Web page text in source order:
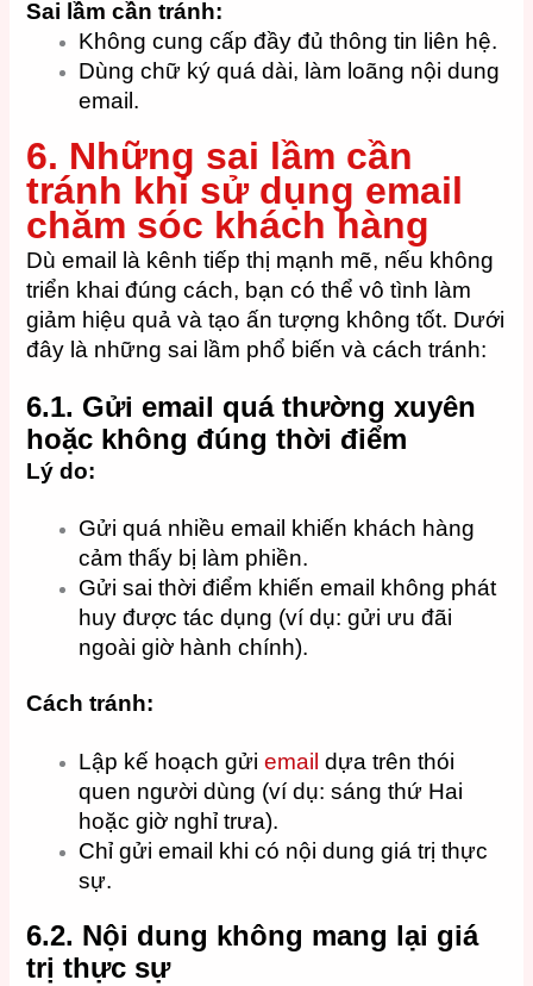
Sai lầm cần tránh:
Không cung cấp đầy đủ thông tin liên hệ.
Dùng chữ ký quá dài, làm loãng nội dung
email.
6. Những sai lầm cần
tránh khi sử dụng email
chăm sóc khách hàng
Dù email là kênh tiếp thị mạnh mẽ, nếu không
triển khai đúng cách, bạn có thể vô tình làm
giảm hiệu quả và tạo ấn tượng không tốt. Dưới
đây là những sai lầm phổ biến và cách tránh:
6.1. Gửi email quá thường xuyên
hoặc không đúng thời điểm
Lý do:
Gửi quá nhiều email khiến khách hàng
cảm thấy bị làm phiền.
Gửi sai thời điểm khiến email không phát
huy được tác dụng (ví dụ: gửi ưu đãi
ngoài giờ hành chính).
Cách tránh:
Lập kế hoạch gửiemail dựa trên thói
quen người dùng (ví dụ: sáng thứ Hai
hoặc giờ nghỉ trưa).
Chỉ gửi email khi có nội dung giá trị thực
sự.
6.2. Nội dung không mang lại giá
trị thực sự